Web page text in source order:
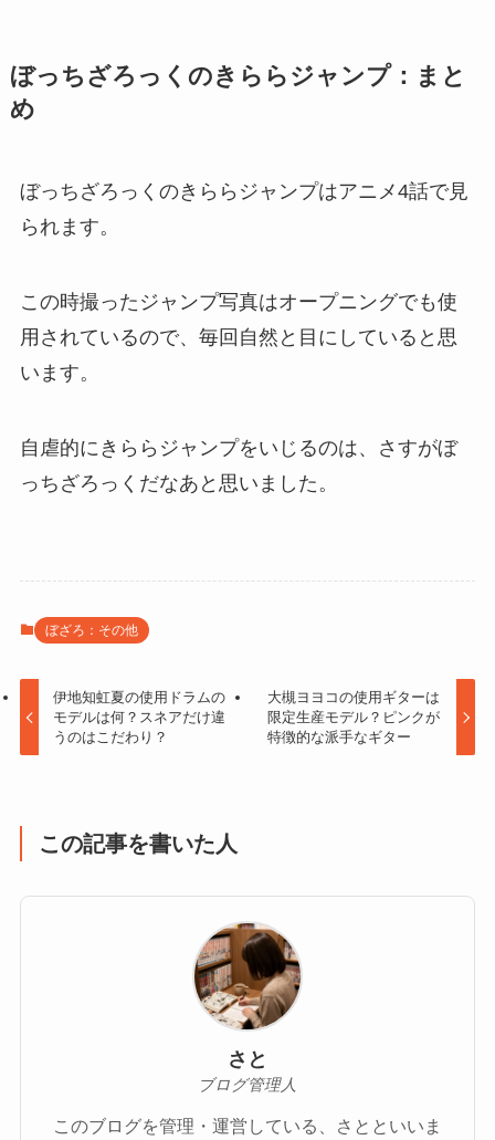
ぼっちざろっくのきららジャンプ：まと
め
ぼっちざろっくのきららジャンプはアニメ4話で見
られます。
この時撮ったジャンプ写真はオープニングでも使
用されているので、毎回自然と目にしていると思
います。
自虐的にきららジャンプをいじるのは、さすがぼ
っちざろっくだなあと思いました。
ぼざろ：その他
伊地知虹夏の使用ドラムの
モデルは何？スネアだけ違
うのはこだわり？
大槻ヨヨコの使用ギターは
限定生産モデル？ピンクが
特徴的な派手なギター
この記事を書いた人
さと
ブログ管理人
このブログを管理・運営している、さとといいま